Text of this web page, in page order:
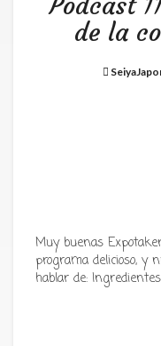
de la
Muy buenas
programa delicioso, y
hablar de: